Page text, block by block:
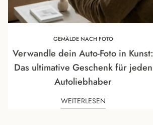
GEMÄLDE NACH FOTO
Verwandle dein Auto-Foto in Kunst:
Das ultimative Geschenk für jeden
Autoliebhaber
WEITERLESEN